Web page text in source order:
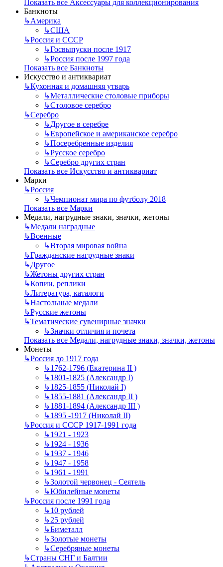
Показать все Аксессуары для коллекционирования
Банкноты
↳Америка
↳США
↳Россия и СССР
↳Госвыпуски после 1917
↳Россия после 1997 года
Показать все Банкноты
Искусство и антиквариат
↳Кухонная и домашняя утварь
↳Металлические столовые приборы
↳Столовое серебро
↳Серебро
↳Другое в серебре
↳Европейское и американское серебро
↳Посеребренные изделия
↳Русское серебро
↳Серебро других стран
Показать все Искусство и антиквариат
Марки
↳Россия
↳Чемпионат мира по футболу 2018
Показать все Марки
Медали, нагрудные знаки, значки, жетоны
↳Mедали наградные
↳Военные
↳Вторая мировая война
↳Гражданские нагрудные знаки
↳Другое
↳Жетоны других стран
↳Копии, реплики
↳Литература, каталоги
↳Настольные медали
↳Русские жетоны
↳Тематические сувенирные значки
↳Значки отличия и почета
Показать все Медали, нагрудные знаки, значки, жетоны
Монеты
↳Россия до 1917 года
↳1762-1796 (Екатерина II )
↳1801-1825 (Александр I)
↳1825-1855 (Николай I)
↳1855-1881 (Александр II )
↳1881-1894 (Александр III )
↳1895 -1917 (Николай II)
↳Россия и СССР 1917-1991 года
↳1921 - 1923
↳1924 - 1936
↳1937 - 1946
↳1947 - 1958
↳1961 - 1991
↳Золотой червонец - Сеятель
↳Юбилейные монеты
↳Россия после 1991 года
↳10 рублей
↳25 рублей
↳Биметалл
↳Золотые монеты
↳Серебряные монеты
↳Страны СНГ и Балтии